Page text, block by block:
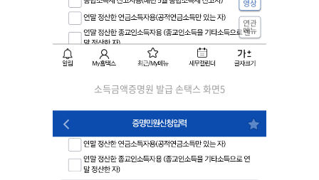
소득금액증명원 발급 손택스 화면5